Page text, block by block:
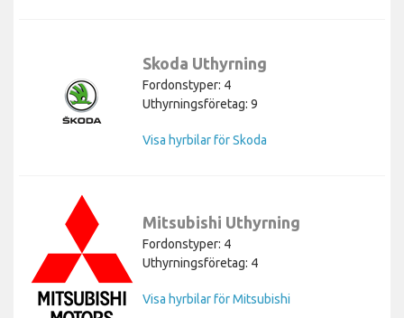
Skoda Uthyrning
Fordonstyper: 4
Uthyrningsföretag: 9
Visa hyrbilar för Skoda
Mitsubishi Uthyrning
Fordonstyper: 4
Uthyrningsföretag: 4
Visa hyrbilar för Mitsubishi